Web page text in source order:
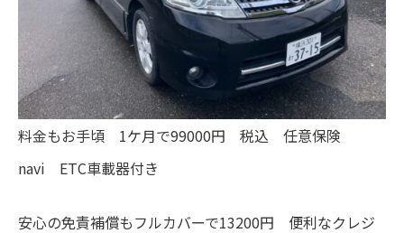
料金もお手頃 1ケ月で99000円 税込 任意保険
navi ETC車載器付き
安心の免責補償もフルカバーで13200円 便利なクレジ